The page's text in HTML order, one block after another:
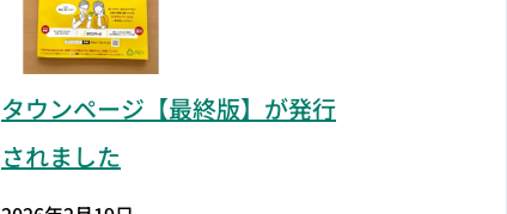
タウンページ【最終版】が発行
されました